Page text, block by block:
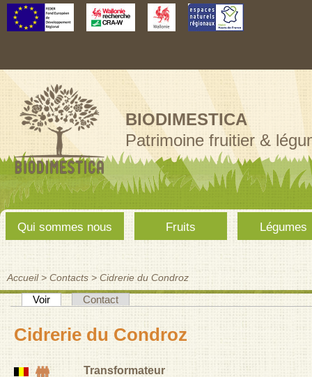
Aller au
contenu
BIODIMESTICA
Patrimoine fruitier &
Menu
principal
Qui sommes nous Fruits Légumes
Vous êtes ici
Accueil > Contacts > Cidrerie du Condroz
Onglets principaux
Voir (onglet actif)
Contact
Cidrerie du Condroz
Transformateur